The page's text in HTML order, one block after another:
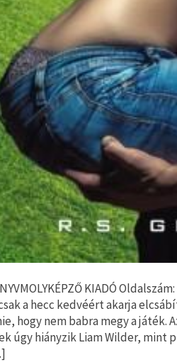
KIADÓ
a hecc kedvéért akarja
hogy nem babra megy a
úgy hiányzik Liam Wilder, mint